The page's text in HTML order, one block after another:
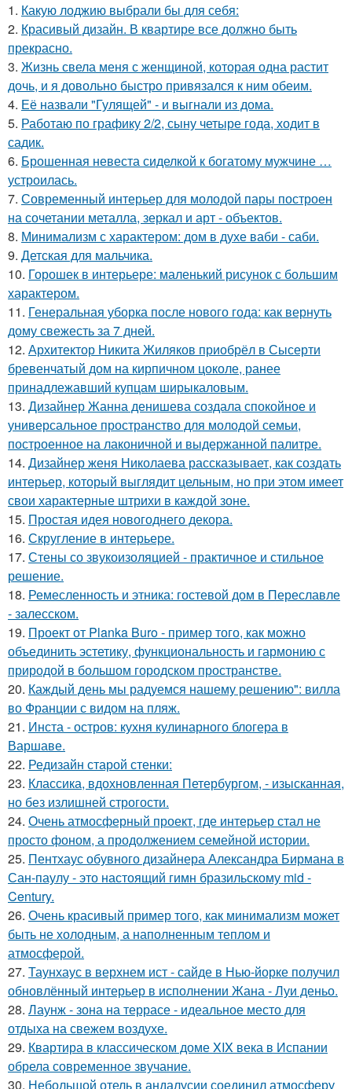
1. Какую лоджию выбрали бы для себя:
2. Красивый дизайн. В квартире все должно быть
прекрасно.
3. Жизнь свела меня с женщиной, которая одна растит
дочь, и я довольно быстро привязался к ним обеим.
4. Её назвали "Гулящей" - и выгнали из дома.
5. Работаю по графику 2/2, сыну четыре года, ходит в
садик.
6. Брошенная невеста сиделкой к богатому мужчине …
устроилась.
7. Современный интерьер для молодой пары построен
на сочетании металла, зеркал и арт - объектов.
8. Минимализм с характером: дом в духе ваби - саби.
9. Детская для мальчика.
10. Горошек в интерьере: маленький рисунок с большим
характером.
11. Генеральная уборка после нового года: как вернуть
дому свежесть за 7 дней.
12. Архитектор Никита Жиляков приобрёл в Сысерти
бревенчатый дом на кирпичном цоколе, ранее
принадлежавший купцам ширыкаловым.
13. Дизайнер Жанна денишева создала спокойное и
универсальное пространство для молодой семьи,
построенное на лаконичной и выдержанной палитре.
14. Дизайнер женя Николаева рассказывает, как создать
интерьер, который выглядит цельным, но при этом имеет
свои характерные штрихи в каждой зоне.
15. Простая идея новогоднего декора.
16. Скругление в интерьере.
17. Стены со звукоизоляцией - практичное и стильное
решение.
18. Ремесленность и этника: гостевой дом в Переславле
- залесском.
19. Проект от Planka Buro - пример того, как можно
объединить эстетику, функциональность и гармонию с
природой в большом городском пространстве.
20. Каждый день мы радуемся нашему решению": вилла
во Франции с видом на пляж.
21. Инста - остров: кухня кулинарного блогера в
Варшаве.
22. Редизайн старой стенки:
23. Классика, вдохновленная Петербургом, - изысканная,
но без излишней строгости.
24. Очень атмосферный проект, где интерьер стал не
просто фоном, а продолжением семейной истории.
25. Пентхаус обувного дизайнера Александра Бирмана в
Сан-паулу - это настоящий гимн бразильскому mid -
Century.
26. Очень красивый пример того, как минимализм может
быть не холодным, а наполненным теплом и
атмосферой.
27. Таунхаус в верхнем ист - сайде в Нью-йорке получил
обновлённый интерьер в исполнении Жана - Луи деньо.
28. Лаунж - зона на террасе - идеальное место для
отдыха на свежем воздухе.
29. Квартира в классическом доме XIX века в Испании
обрела современное звучание.
30. Небольшой отель в андалусии соединил атмосферу